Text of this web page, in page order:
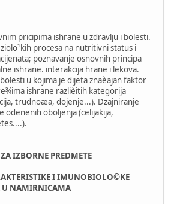
pricipima ishrane u zdravlju i bolesti.
procesa na nutritivni status i
poznavanje osnovnih principa
ishrane. interakcija hrane i lekova.
u kojima je dijeta znaèajan faktor
ishrane razlièitih kategorija
trudnoæa, dojenje...). Dzajniranje
odenenih oboljenja (celijakija,
IZBORNE PREDMETE
I IMUNOBIOLO©KE
U NAMIRNICAMA